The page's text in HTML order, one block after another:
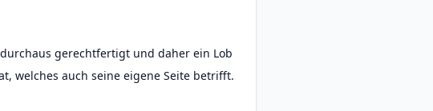
gerechtfertigt und daher ein Lob
welches auch seine eigene Seite betrifft.